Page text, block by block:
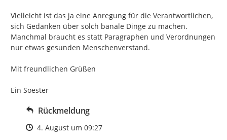
Vielleicht ist das ja eine Anregung für die Verantwortlichen,
sich Gedanken über solch banale Dinge zu machen.
Manchmal braucht es statt Paragraphen und Verordnungen
nur etwas gesunden Menschenverstand.
Mit freundlichen Grüßen
Ein Soester
Rückmeldung
Zeitpunkt des Erstellens
4. August um 09:27